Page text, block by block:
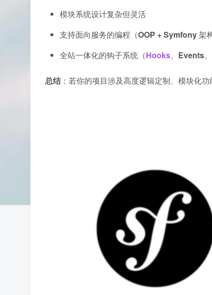
模块系统设计复杂但灵活
支持面向服务的编程（OOP + Symfony架
全站一体化的钩子系统（Hooks、 Events、
总结：若你的项目涉及高度逻辑定制、模块化